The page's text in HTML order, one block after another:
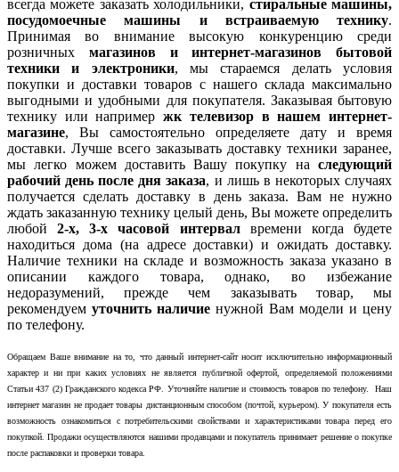
всегда можете заказать холодильники, стиральные машины,
посудомоечные машины и встраиваемую технику.
Принимая во внимание высокую конкуренцию среди
розничных магазинов и интернет-магазинов бытовой
техники и электроники, мы стараемся делать условия
покупки и доставки товаров с нашего склада максимально
выгодными и удобными для покупателя. Заказывая бытовую
технику или напримержк телевизор в нашем интернет-
магазине, Вы самостоятельно определяете дату и время
доставки. Лучше всего заказывать доставку техники заранее,
мы легко можем доставить Вашу покупку на следующий
рабочий день после дня заказа, и лишь в некоторых случаях
получается сделать доставку в день заказа. Вам не нужно
ждать заказанную технику целый день, Вы можете определить
любой2-х, 3-х часовой интервалвремени когда будете
находиться дома (на адресе доставки) и ожидать доставку.
Наличие техники на складе и возможность заказа указано в
описании каждого товара, однако, во избежание
недоразумений, прежде чем заказывать товар, мы
рекомендуем уточнить наличие нужной Вам модели и цену
по телефону.
Обращаем Ваше внимание на то, что данный интернет-сайт носит исключительно информационный
характер и ни при каких условиях не является публичной офертой, определяемой положениями
Статьи 437 (2) Гражданского кодекса РФ. Уточняйте наличие и стоимость товаров по телефону. Наш
интернет магазин не продает товары дистанционным способом (почтой, курьером). У покупателя есть
возможность ознакомиться с потребительскими свойствами и характеристиками товара перед его
покупкой. Продажи осуществляются нашими продавцами и покупатель принимает решение о покупке
после распаковки и проверки товара.